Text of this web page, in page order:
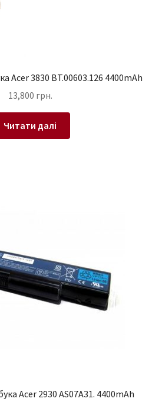
Acer 3830 BT.00603.126 4400mAh
13,800 грн.
Читати далі
Acer 2930 AS07A31. 4400mAh